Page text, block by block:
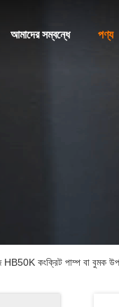
আমাদের সম্বন্ধে পণ্য
HB50K কংক্রিট পাম্প বা বুমক